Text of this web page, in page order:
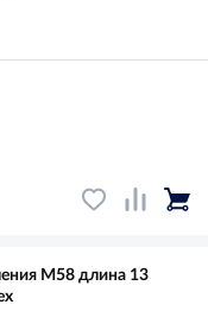
M58 длина 13